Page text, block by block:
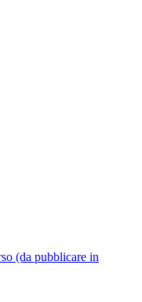
(da pubblicare in